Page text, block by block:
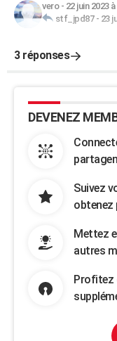
vero- 22 juin 2023
stf_jpd87- 23
3 réponses
DEVENEZ
Suivez
obtenez
Mettez
autres
Profitez